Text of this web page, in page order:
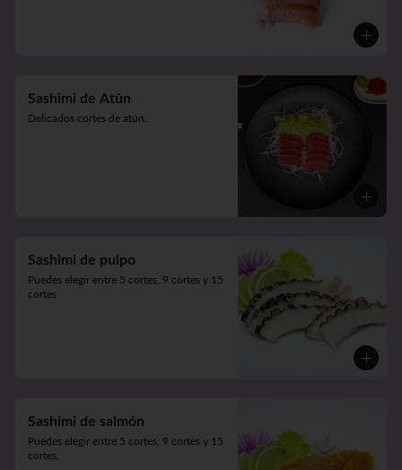
Sashimi de Atún
Delicados cortes de atún.
Sashimi de pulpo
Puedes elegir entre 5 cortes, 9 cortes y 15
cortes
Sashimi de salmón
Puedes elegir entre 5 cortes, 9 cortes y 15
cortes.